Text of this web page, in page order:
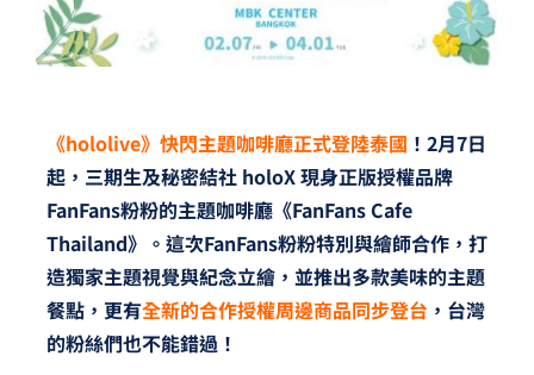
《hololive》快閃主題咖啡廳正式登陸泰國 ！2月7日
起，三期生及秘密結社 holoX 現身正版授權品牌
FanFans粉粉的主題咖啡廳《FanFans Cafe
Thailand》。這次FanFans粉粉特別與繪師合作，打
造獨家主題視覺與紀念立繪，並推出多款美味的主題
餐點，更有全新的合作授權周邊商品同步登台 ，台灣
的粉絲們也不能錯過！